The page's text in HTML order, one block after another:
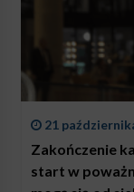
21
Zakończenie
start w